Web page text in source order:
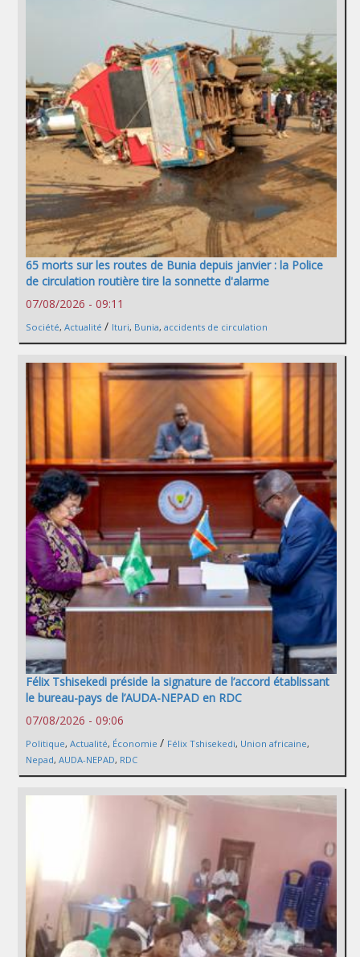
65 morts sur les routes de Bunia depuis janvier : la Police
de circulation routière tire la sonnette d'alarme
07/08/2026 - 09:11
Société, Actualité / Ituri, Bunia, accidents de circulation
Félix Tshisekedi préside la signature de l’accord établissant
le bureau-pays de l’AUDA-NEPAD en RDC
07/08/2026 - 09:06
Politique, Actualité, Économie / Félix Tshisekedi, Union africaine,
Nepad, AUDA-NEPAD, RDC